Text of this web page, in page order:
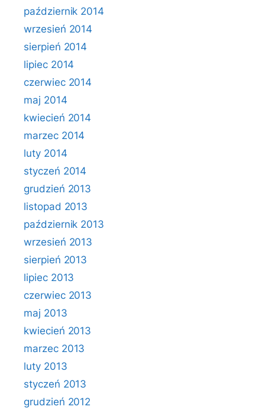
październik 2014
wrzesień 2014
sierpień 2014
lipiec 2014
czerwiec 2014
maj 2014
kwiecień 2014
marzec 2014
luty 2014
styczeń 2014
grudzień 2013
listopad 2013
październik 2013
wrzesień 2013
sierpień 2013
lipiec 2013
czerwiec 2013
maj 2013
kwiecień 2013
marzec 2013
luty 2013
styczeń 2013
grudzień 2012